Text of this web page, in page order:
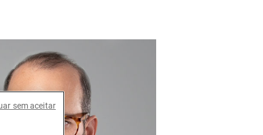
sem aceitar